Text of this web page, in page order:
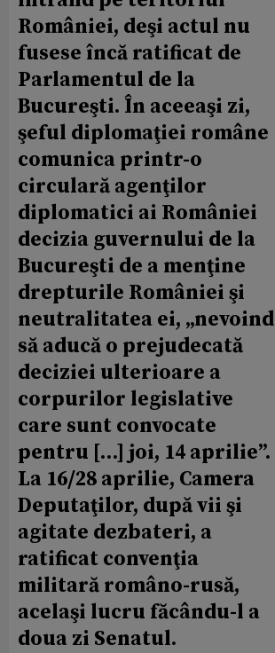
României, deşi actul nu
fusese încă ratificat de
Parlamentul de la
Bucureşti. În aceeaşi zi,
şeful diplomaţiei române
comunica printr-o
circulară agenţilor
diplomatici ai României
decizia guvernului de la
Bucureşti de a menţine
drepturile României şi
neutralitatea ei, „nevoind
să aducă o prejudecată
deciziei ulterioare a
corpurilor legislative
care sunt convocate
pentru […] joi, 14 aprilie”.
La 16/28 aprilie, Camera
Deputaţilor, după vii şi
agitate dezbateri, a
ratificat convenţia
militară româno-rusă,
acelaşi lucru făcându-l a
doua zi Senatul.